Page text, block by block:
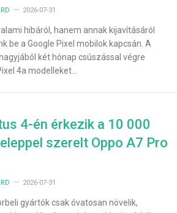
2026-07-31
hibáról, hanem annak kijavításáról
be a Google Pixel mobilok kapcsán. A
két hónap csúszással végre
4a modelleket…
4-én érkezik a 10 000
szerelt Oppo A7 Pro
2026-07-31
gyártók csak óvatosan növelik,